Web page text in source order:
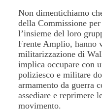
Non dimentichiamo
della Commissione
l’insieme del loro
Frente Amplio, hanno
militarizzazione di
implica occupare con
poliziesco e militare
armamento da guerra
assediare e reprimere
movimento.